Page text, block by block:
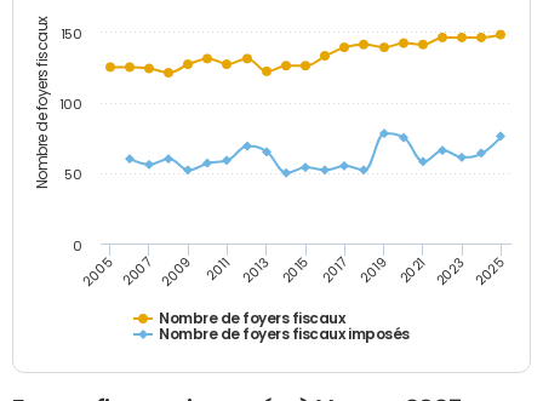
Nombre de foyers fiscaux
Nombre de foyers fiscaux
Nombre de foyers fiscaux imposés
2005 2007 2009 2011 2013 2015 2017 2019 2021 2023 2025
0
50
100
150